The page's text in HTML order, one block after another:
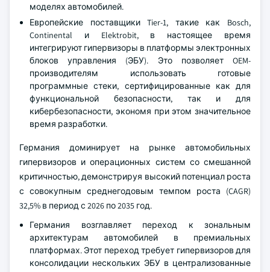
моделях автомобилей.
Европейские поставщики Tier-1, такие как Bosch,
Continental и Elektrobit, в настоящее время
интегрируют гипервизоры в платформы электронных
блоков управления (ЭБУ). Это позволяет OEM-
производителям использовать готовые
программные стеки, сертифицированные как для
функциональной безопасности, так и для
кибербезопасности, экономя при этом значительное
время разработки.
Германия доминирует на рынке автомобильных
гипервизоров и операционных систем со смешанной
критичностью, демонстрируя высокий потенциал роста
с совокупным среднегодовым темпом роста (CAGR)
32,5% в период с 2026 по 2035 год.
Германия возглавляет переход к зональным
архитектурам автомобилей в премиальных
платформах. Этот переход требует гипервизоров для
консолидации нескольких ЭБУ в централизованные